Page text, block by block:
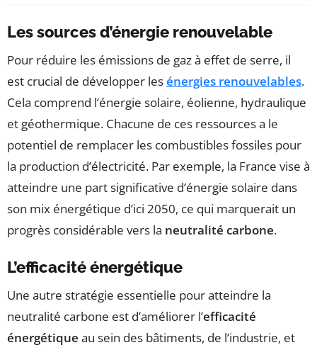
Les sources d’énergie renouvelable
Pour réduire les émissions de gaz à effet de serre, il
est crucial de développer lesénergies renouvelables.
Cela comprend l’énergie solaire, éolienne, hydraulique
et géothermique. Chacune de ces ressources a le
potentiel de remplacer les combustibles fossiles pour
la production d’électricité. Par exemple, la France vise à
atteindre une part significative d’énergie solaire dans
son mix énergétique d’ici 2050, ce qui marquerait un
progrès considérable vers la neutralité carbone.
L’efficacité énergétique
Une autre stratégie essentielle pour atteindre la
neutralité carbone est d’améliorer l’efficacité
énergétique au sein des bâtiments, de l’industrie, et